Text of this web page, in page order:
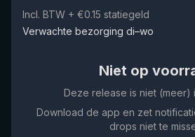
Incl. BTW + €0.15 statiegeld
Verwachte bezorging di–wo
Niet op
Deze release is niet (meer)
Download de app en zet
drops niet te